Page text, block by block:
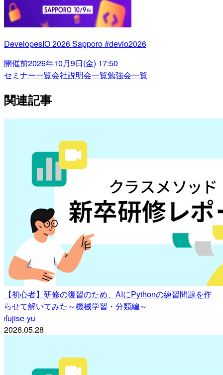
DevelopesIO 2026 Sapporo #devio2026
開催前2026年10月9日(金) 17:50
セミナー一覧会社説明会一覧勉強会一覧
関連記事
【初心者】研修の復習のため、AIにPythonの練習問題を作
らせて解いてみた～機械学習・分類編～
ffujise-yu
2026.05.28